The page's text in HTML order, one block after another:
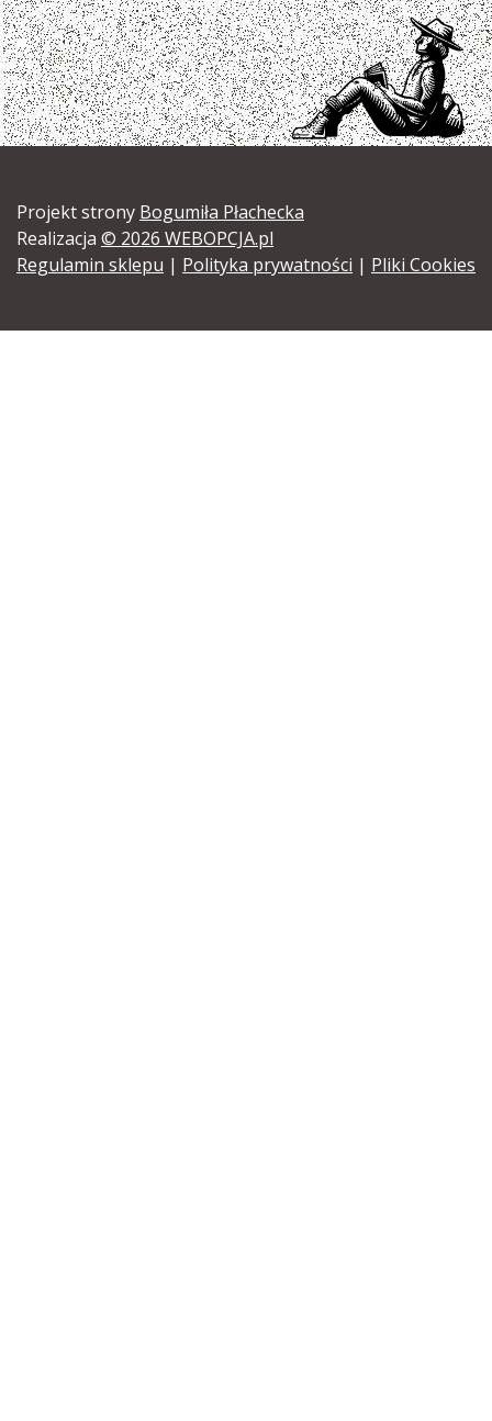
Projekt strony Bogumiła Płachecka
Realizacja © 2026 WEBOPCJA.pl
Regulamin sklepu | Polityka prywatności | Pliki Cookies